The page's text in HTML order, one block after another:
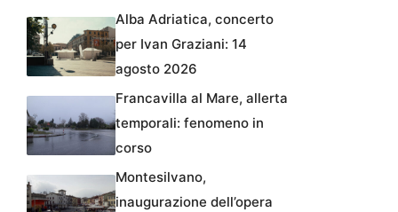
Alba Adriatica, concerto
per Ivan Graziani: 14
agosto 2026
Francavilla al Mare, allerta
temporali: fenomeno in
corso
Montesilvano,
inaugurazione dell’opera